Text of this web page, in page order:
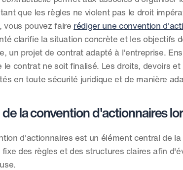
que les règles ne violent pas le droit
vous pouvez faire rédiger une convention
clarifie la situation concrète et les objectifs
un projet de contrat adapté à l'entreprise.
le contrat ne soit finalisé. Les droits, devoirs
en toute sécurité juridique et de manière
de la convention d'actionnaires
d'actionnaires est un élément central de
fixe des règles et des structures claires afin